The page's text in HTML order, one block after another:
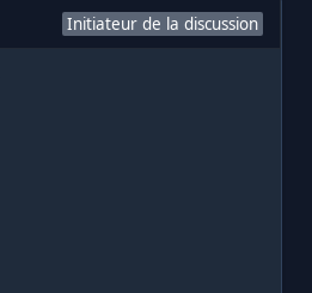
Initiateur de la discussion